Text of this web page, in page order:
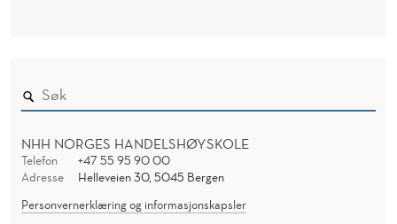
NHH NORGES HANDELSHØYSKOLE
Telefon
+47 55 95 90 00
Adresse
Helleveien 30, 5045 Bergen
Personvernerklæring og informasjonskapsler